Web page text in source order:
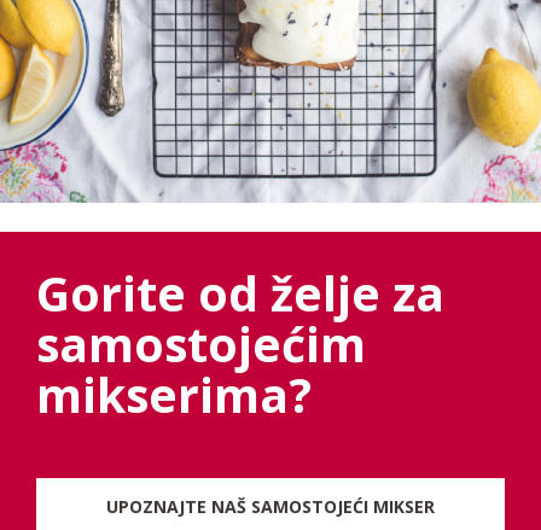
Gorite od želje za
samostojećim
mikserima?
UPOZNAJTE NAŠ SAMOSTOJEĆI MIKSER